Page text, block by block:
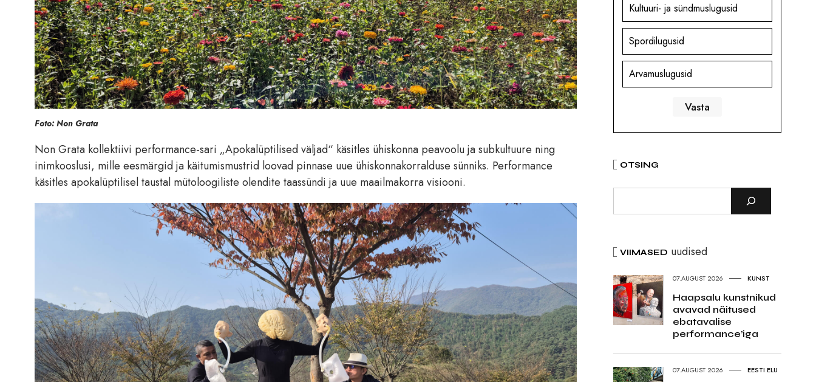
Foto: Non Grata
Non Grata kollektiivi performance-sari „Apokalüptilised väljad“ käsitles ühiskonna peavoolu ja subkultuure ning
inimkooslusi, mille eesmärgid ja käitumismustrid loovad pinnase uue ühiskonnakorralduse sünniks. Performance
käsitles apokalüptilisel taustal mütoloogiliste olendite taassündi ja uue maailmakorra visiooni.
Kultuuri- ja sündmuslugusid
Spordilugusid
Arvamuslugusid
OTSING
VIIMASED uudised
07.AUGUST 2026 KUNST
Haapsalu kunstnikud
avavad näitused
ebatavalise
performance’iga
07.AUGUST 2026 EESTI ELU